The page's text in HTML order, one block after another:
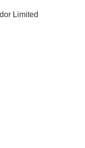
Limited